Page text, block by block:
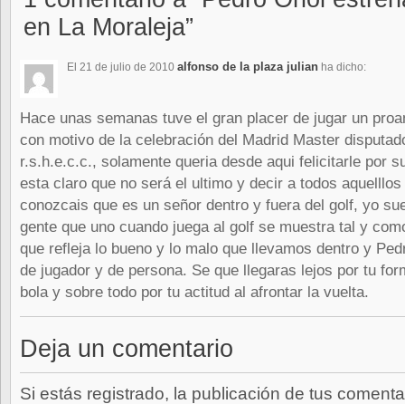
en La Moraleja”
El 21 de julio de 2010 alfonso de la plaza julian ha dicho:
Hace unas semanas tuve el gran placer de jugar un
con motivo de la celebración del Madrid Master
r.s.h.e.c.c., solamente queria desde aqui felicitarle por
esta claro que no será el ultimo y decir a todos aquelllos
conozcais que es un señor dentro y fuera del golf, yo
gente que uno cuando juega al golf se muestra tal y
que refleja lo bueno y lo malo que llevamos dentro y
de jugador y de persona. Se que llegaras lejos por tu
bola y sobre todo por tu actitud al afrontar la vuelta.
Deja un comentario
Si estás registrado, la publicación de tus